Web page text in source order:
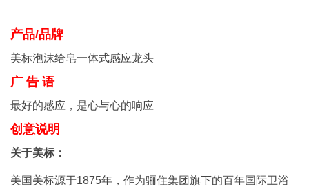
产品/品牌
美标泡沫给皂一体式感应龙头
广 告 语
最好的感应，是心与心的响应
创意说明
关于美标：
美国美标源于1875年，作为骊住集团旗下的百年国际卫浴